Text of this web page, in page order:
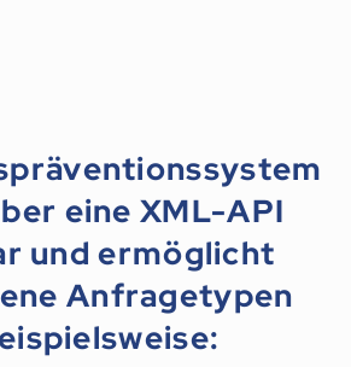
eine XML-API
und ermöglicht
Anfragetypen